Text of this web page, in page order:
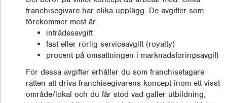
franchisegivare har olika upplägg. De avgifter som
förekommer mest är:
inträdesavgift
fast eller rörlig serviceavgift (royalty)
procent på omsättningen i marknadsföringsavgift
För dessa avgifter erhåller du som franchisetagare
rätten att driva franchisegivarens koncept inom ett visst
område/lokal och du får stöd vad gäller utbildning,